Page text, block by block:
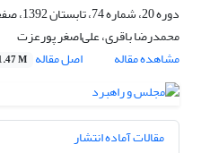
دوره 20، شماره 74، تابستان 1392، صفحه
محمدرضا باقری، علی‌اصغر پورعزت
مشاهده مقاله
اصل مقاله M
مقالات آماده انتشار